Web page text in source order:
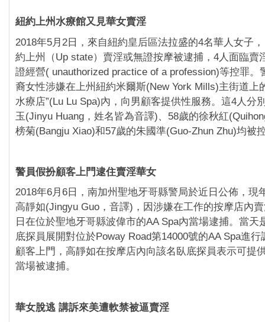
紐約上州水療館又見華女賣淫
2018年5月2日，來自紐約皇后區法拉盛的4名華人女子
約上州（Up state）賣淫或無證按摩被逮捕，4人面臨賣
證經營( unauthorized practice of a profession)等控罪。
裔女性涉嫌在上州紐約米爾斯(New York Mills)主街道上
水療店”(Lu Lu Spa)內，向男顧客提供性服務。這4人分
玉(Jinyu Huang，姓名皆為音譯)、58歲的徐秋紅
榜菊(Bangju Xiao)和57歲的朱國準(Guo-Zhun Zhu)均被
警員假扮顧客上門逮住賣淫華女
2018年6月6日，南加州聖地牙哥縣警局於近日公佈，現
高靜如(Jingyu Guo，音譯)，因涉嫌在工作的按摩店內
日在位於聖地牙哥縣波偉市的AA Spa內當場逮捕。當天
底探員展開對位於Poway Road第14000號的AA Spa進
顧客上門，高靜如在按摩店內向該名臥底探員表示可提
當場被逮捕。
華女脫逃 講訴來美遭軟禁被逼賣淫